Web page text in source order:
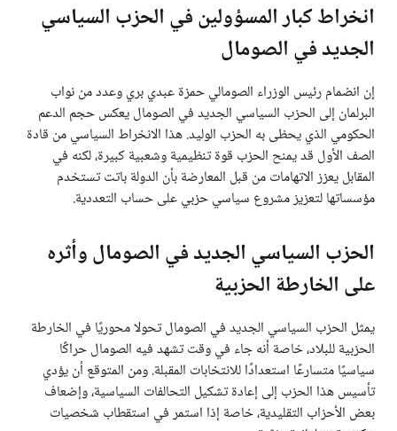
انخراط كبار المسؤولين في الحزب السياسي
الجديد في الصومال
إن انضمام رئيس الوزراء الصومالي حمزة عبدي بري وعدد من نواب
البرلمان إلى الحزب السياسي الجديد في الصومال يعكس حجم الدعم
الحكومي الذي يحظى به الحزب الوليد. هذا الانخراط السياسي من قادة
الصف الأول قد يمنح الحزب قوة تنظيمية وشعبية كبيرة، لكنه في
المقابل يعزز الاتهامات من قبل المعارضة بأن الدولة باتت تستخدم
مؤسساتها لتعزيز مشروع سياسي حزبي على حساب التعددية.
الحزب السياسي الجديد في الصومال وأثره
على الخارطة الحزبية
يمثل الحزب السياسي الجديد في الصومال تحولا محوريًا في الخارطة
الحزبية للبلاد، خاصة أنه جاء في وقت تشهد فيه الصومال حراكًا
سياسيًا متسارعًا استعدادًا للانتخابات المقبلة. ومن المتوقع أن يؤدي
تأسيس هذا الحزب إلى إعادة تشكيل التحالفات السياسية، وإضعاف
بعض الأحزاب التقليدية، خاصة إذا استمر في استقطاب شخصيات